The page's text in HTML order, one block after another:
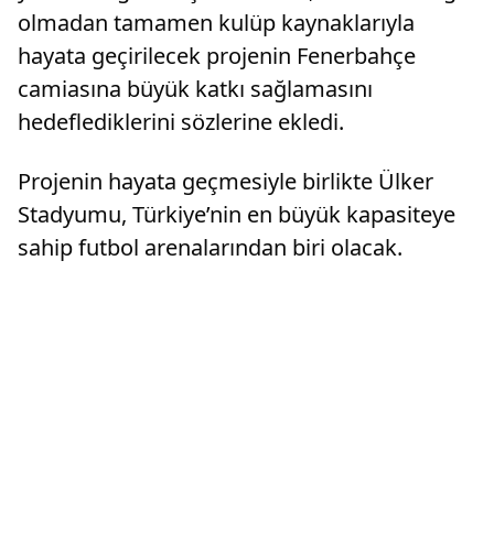
olmadan tamamen kulüp kaynaklarıyla
hayata geçirilecek projenin Fenerbahçe
camiasına büyük katkı sağlamasını
hedeflediklerini sözlerine ekledi.
Projenin hayata geçmesiyle birlikte Ülker
Stadyumu, Türkiye’nin en büyük kapasiteye
sahip futbol arenalarından biri olacak.